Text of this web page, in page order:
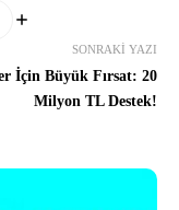
SONRAKI YAZI
İçin Büyük Fırsat: 20
Milyon TL Destek!